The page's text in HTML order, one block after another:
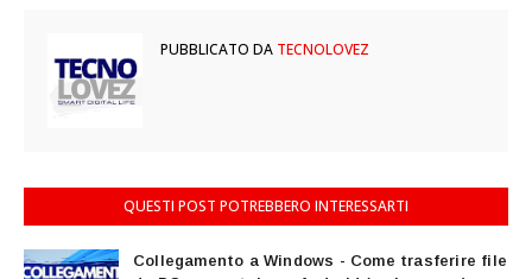
PUBBLICATO DA TECNOLOVEZ
QUESTI POST POTREBBERO INTERESSARTI
Collegamento a Windows - Come trasferire file